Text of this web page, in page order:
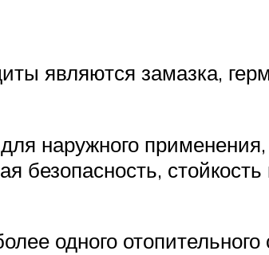
являются замазка,
наружного
безопасность,
одного отопительного